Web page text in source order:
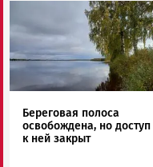
Береговая полоса
освобождена, но доступ
к ней закрыт